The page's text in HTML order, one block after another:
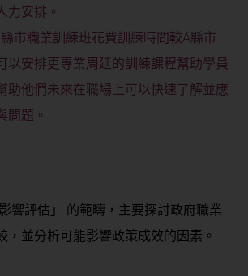
力安排。
市職業訓練班花費訓練時間較A縣市
以安排更專業周延的訓練課程幫助學員
助他們未來在職場上可以快速了解並應
問題。
響評估」
的範疇，主要探討政府職業
，並分析可能影響政策成效的因素。